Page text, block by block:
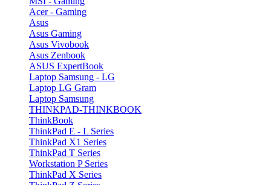
Acer - Gaming
Asus
Asus Gaming
Asus Vivobook
Asus Zenbook
ASUS ExpertBook
Laptop Samsung - LG
Laptop LG Gram
Laptop Samsung
THINKPAD-THINKBOOK
ThinkBook
ThinkPad E - L Series
ThinkPad X1 Series
ThinkPad T Series
Workstation P Series
ThinkPad X Series